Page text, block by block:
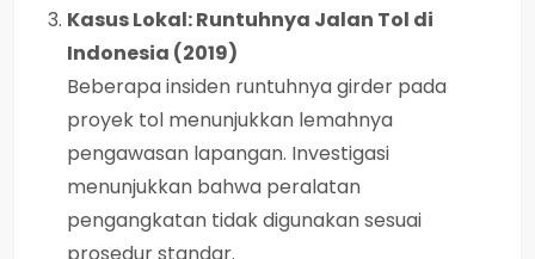
Kasus Lokal: Runtuhnya Jalan Tol di
Indonesia (2019)
Beberapa insiden runtuhnya girder pada
proyek tol menunjukkan lemahnya
pengawasan lapangan. Investigasi
menunjukkan bahwa peralatan
pengangkatan tidak digunakan sesuai